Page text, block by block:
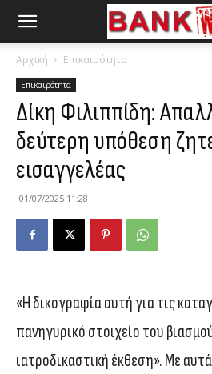
Αρχική Επικαιρότητα
Επικαιρότητα
Δίκη Φιλιππίδη:
δεύτερη υπόθεση
εισαγγελέας
01/07/2025 11:28
«Η δικογραφία αυτή για τις
πανηγυρικό στοιχείο του
ιατροδικαστική έκθεση». Με